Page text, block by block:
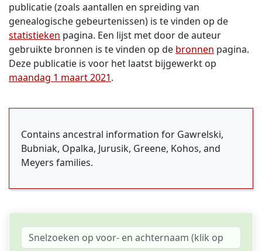
publicatie (zoals aantallen en spreiding van
genealogische gebeurtenissen) is te vinden op de
statistieken pagina. Een lijst met door de auteur
gebruikte bronnen is te vinden op de bronnen pagina.
Deze publicatie is voor het laatst bijgewerkt op
maandag 1 maart 2021.
Contains ancestral information for Gawrelski,
Bubniak, Opalka, Jurusik, Greene, Kohos, and
Meyers families.